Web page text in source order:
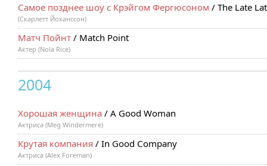
Самое позднее шоу с Крэйгом Фергюсоном / The Late
(Скарлетт Йоханссон)
Матч Пойнт / Match Point
Актер (Nola Rice)
2004
Хорошая женщина / A Good Woman
Актриса (Meg Windermere)
Крутая компания / In Good Company
Актриса (Alex Foreman)